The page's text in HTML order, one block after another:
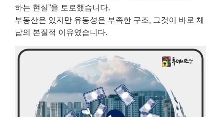
하는 현실”을 토로했습니다.
부동산은 있지만 유동성은 부족한 구조, 그것이 바로 체
납의 본질적 이유였습니다.